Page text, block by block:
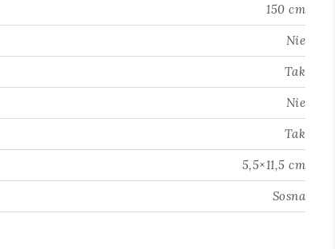
150 cm
Nie
Tak
Nie
Tak
5,5×11,5 cm
Sosna